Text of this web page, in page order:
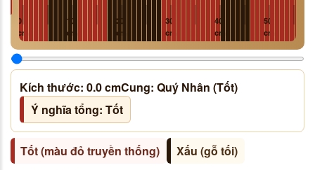
0
cm
10
cm
20
cm
30
cm
40
cm
50
cm
Kích thước: 0.0cmCung: Quý Nhân (Tốt)
Ý nghĩa tổng: Tốt
Tốt (màu đỏ truyền thống) Xấu (gỗ tối)